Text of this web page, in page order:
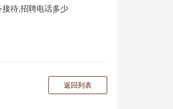
待,招聘电话多少
返回列表